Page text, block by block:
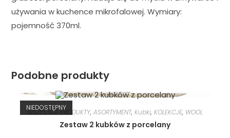
używania w kuchence mikrofalowej. Wymiary:
pojemność 370ml.
Podobne produkty
NIEDOSTĘPNY
WSZYSTKIE PRODUKTY, ASORTYMENT, Kubki, KOLEKCJE, WOOL
Zestaw 2 kubków z porcelany